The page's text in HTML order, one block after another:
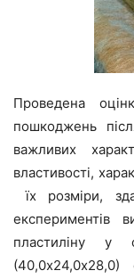
Проведена
пошкоджень
важливих
властивості,
їх розміри,
експериментів
пластиліну у